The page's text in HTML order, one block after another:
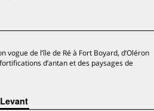
vogue de l’île de Ré à Fort Boyard, d’Oléron
d’antan et des paysages de